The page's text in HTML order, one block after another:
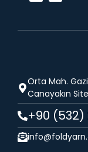
Orta Mah. Gazi
Canayakın
+90 (532)